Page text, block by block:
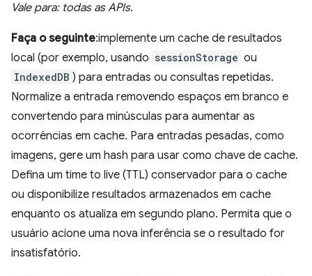
Vale para: todas as APIs.
Faça o seguinte:implemente um cache de resultados
local (por exemplo, usando sessionStorage ou
IndexedDB ) para entradas ou consultas repetidas.
Normalize a entrada removendo espaços em branco e
convertendo para minúsculas para aumentar as
ocorrências em cache. Para entradas pesadas, como
imagens, gere um hash para usar como chave de cache.
Defina um time to live (TTL) conservador para o cache
ou disponibilize resultados armazenados em cache
enquanto os atualiza em segundo plano. Permita que o
usuário acione uma nova inferência se o resultado for
insatisfatório.